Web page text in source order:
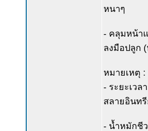
หนาๆ
- คลุมหน้า
ลงมือปลูก
หมายเหตุ :
- ระยะเวล
สลายอินท
- น้ำหมักชี